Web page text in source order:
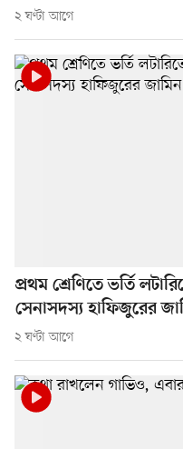
২ ঘণ্টা আগে
প্রথম শ্রেণিতে ভর্তি
সেনাসদস্য হাফিজুরের
২ ঘণ্টা আগে